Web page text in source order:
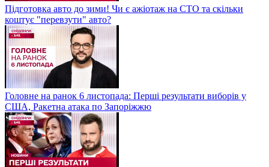
Підготовка авто до зими! Чи є ажіотаж на СТО та скільки
коштує "перевзути" авто?
Головне на ранок 6 листопада: Перші результати виборів у
США, Ракетна атака по Запоріжжю